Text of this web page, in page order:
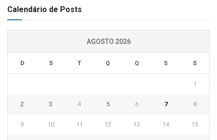
Calendário de Posts
AGOSTO 2026
D S T Q Q S S
1
2 3 4 5 6 7 8
9 10 11 12 13 14 15